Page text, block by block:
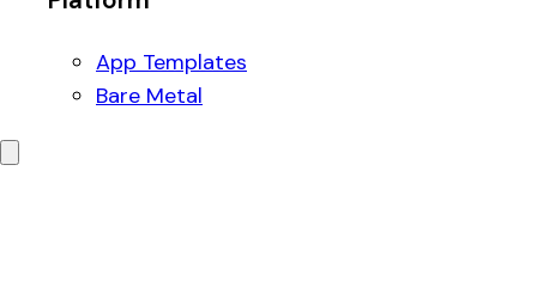
App Templates
Bare Metal